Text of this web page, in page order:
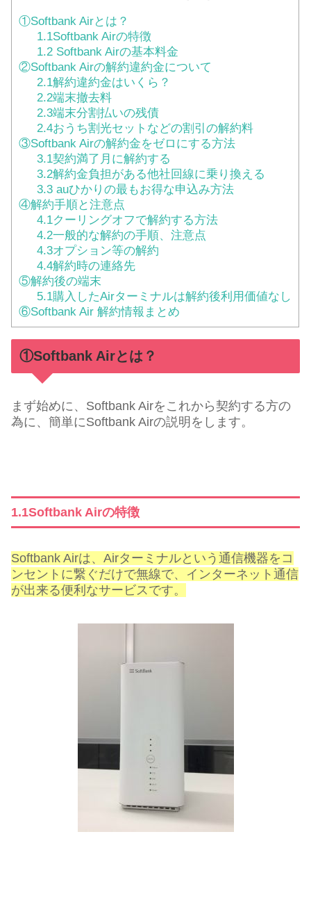
①Softbank Airとは？
1.1Softbank Airの特徴
1.2 Softbank Airの基本料金
②Softbank Airの解約違約金について
2.1解約違約金はいくら？
2.2端末撤去料
2.3端末分割払いの残債
2.4おうち割光セットなどの割引の解約料
③Softbank Airの解約金をゼロにする方法
3.1契約満了月に解約する
3.2解約金負担がある他社回線に乗り換える
3.3 auひかりの最もお得な申込み方法
④解約手順と注意点
4.1クーリングオフで解約する方法
4.2一般的な解約の手順、注意点
4.3オプション等の解約
4.4解約時の連絡先
⑤解約後の端末
5.1購入したAirターミナルは解約後利用価値なし
⑥Softbank Air 解約情報まとめ
①Softbank Airとは？
まず始めに、Softbank Airをこれから契約する方の
為に、簡単にSoftbank Airの説明をします。
1.1Softbank Airの特徴
Softbank Airは、Airターミナルという通信機器をコ
ンセントに繋ぐだけで無線で、インターネット通信
が出来る便利なサービスです。